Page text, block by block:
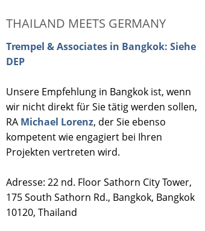
THAILAND MEETS GERMANY
Trempel & Associates in Bangkok: Siehe
DEP
Unsere Empfehlung in Bangkok ist, wenn
wir nicht direkt für Sie tätig werden sollen,
RA Michael Lorenz, der Sie ebenso
kompetent wie engagiert bei Ihren
Projekten vertreten wird.
Adresse: 22 nd. Floor Sathorn City Tower,
175 South Sathorn Rd., Bangkok, Bangkok
10120, Thailand